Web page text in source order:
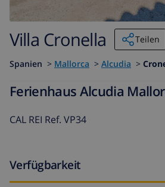
Villa Cronella Teilen
Spanien > Mallorca > Alcudia >
Ferienhaus Alcudia
CAL REI Ref. VP34
Verfügbarkeit